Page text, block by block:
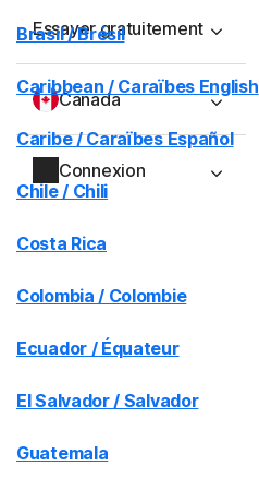
Essayer gratuitement
Canada
Connexion
Brasil / Brésil
Caribbean / Caraïbes English
Caribe / Caraïbes Español
Chile / Chili
Costa Rica
Colombia / Colombie
Ecuador / Équateur
El Salvador / Salvador
Guatemala